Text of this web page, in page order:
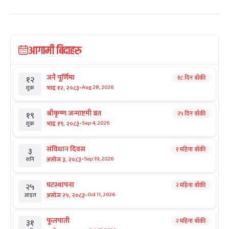
आगामी बिदाहरु
१२
शुक्र
जनै पूर्णिमा
भाद्र १२, २०८३-Aug 28, 2026
१८ दिन बाँकी
१९
शुक्र
श्रीकृष्ण जन्माष्टमी व्रत
भाद्र १९, २०८३-Sep 4, 2026
२५ दिन बाँकी
३
शनि
संविधान दिवस
असोज ३, २०८३-Sep 19, 2026
१ महिना बाँकी
२५
आइत
घटस्थापना
असोज २५, २०८३-Oct 11, 2026
२ महिना बाँकी
३१ फूलपाती २ महिना बाँकी